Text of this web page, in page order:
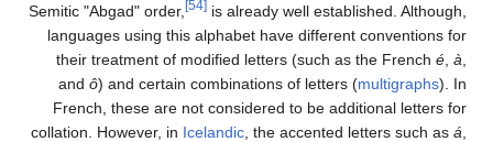
Semitic "Abgad" order,
[54] is already well established. Although,
languages using this alphabet have different conventions for
their treatment of modified letters (such as the French é à
and ô) and certain combinations of letters (multigraphs). In
French, these are not considered to be additional letters for
collation. However, in Icelandic , the accented letters such as á